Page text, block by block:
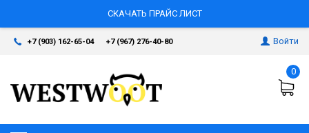
СКАЧАТЬ ПРАЙС ЛИСТ
+7 (903) 162-65-04 +7 (967) 276-40-80 Войти
0